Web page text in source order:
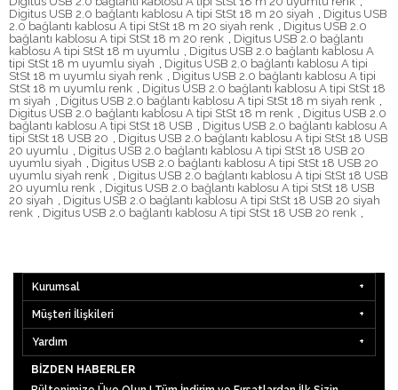
Digitus USB 2.0 bağlantı kablosu A tipi StSt 18 m 20 siyah , Digitus USB
2.0 bağlantı kablosu A tipi StSt 18 m 20 siyah renk , Digitus USB 2.0
bağlantı kablosu A tipi StSt 18 m 20 renk , Digitus USB 2.0 bağlantı
kablosu A tipi StSt 18 m uyumlu , Digitus USB 2.0 bağlantı kablosu A
tipi StSt 18 m uyumlu siyah , Digitus USB 2.0 bağlantı kablosu A tipi
StSt 18 m uyumlu siyah renk , Digitus USB 2.0 bağlantı kablosu A tipi
StSt 18 m uyumlu renk , Digitus USB 2.0 bağlantı kablosu A tipi StSt 18
m siyah , Digitus USB 2.0 bağlantı kablosu A tipi StSt 18 m siyah renk ,
Digitus USB 2.0 bağlantı kablosu A tipi StSt 18 m renk , Digitus USB 2.0
bağlantı kablosu A tipi StSt 18 USB , Digitus USB 2.0 bağlantı kablosu A
tipi StSt 18 USB 20 , Digitus USB 2.0 bağlantı kablosu A tipi StSt 18 USB
20 uyumlu , Digitus USB 2.0 bağlantı kablosu A tipi StSt 18 USB 20
uyumlu siyah , Digitus USB 2.0 bağlantı kablosu A tipi StSt 18 USB 20
uyumlu siyah renk , Digitus USB 2.0 bağlantı kablosu A tipi StSt 18 USB
20 uyumlu renk , Digitus USB 2.0 bağlantı kablosu A tipi StSt 18 USB
20 siyah , Digitus USB 2.0 bağlantı kablosu A tipi StSt 18 USB 20 siyah
renk , Digitus USB 2.0 bağlantı kablosu A tipi StSt 18 USB 20 renk ,
Kurumsal
Müşteri İlişkileri
Yardım
BIZDEN HABERLER